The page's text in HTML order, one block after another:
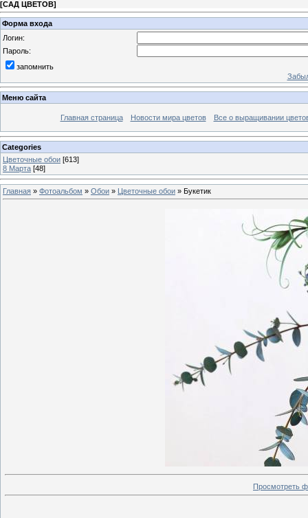
[САД ЦВЕТОВ]
Форма входа
Логин:
Пароль:
запомнить
Меню сайта
Главная страница Новости мира цветов Все о выращивании
Categories
Цветочные обои [613]
8 Марта [48]
Главная » Фотоальбом » Обои » Цветочные обои » Букетик
Просмотреть